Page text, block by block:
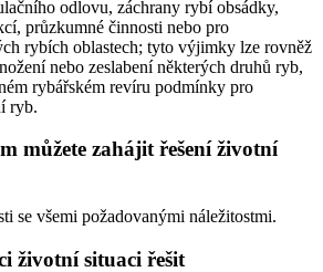
odlovu, záchrany rybí obsádky,
průzkumné činnosti nebo pro
rybích oblastech; tyto výjimky lze rovněž
nebo zeslabení některých druhů ryb,
rybářském revíru podmínky pro
ryb.
můžete zahájit řešení životní
se všemi požadovanými náležitostmi.
životní situaci řešit